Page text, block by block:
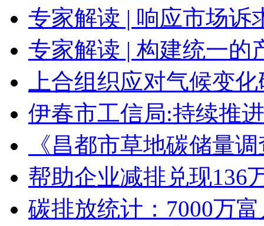
专家解读 | 响应市场诉
专家解读 | 构建统一的
上合组织应对气候变
伊春市工信局:持续推
《昌都市草地碳储量
帮助企业减排兑现136
碳排放统计：7000万